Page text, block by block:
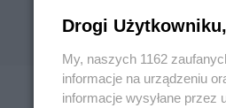
Drogi Użytkowniku,
My, naszych 1162
informacje na urządzeniu
informacje wysyłane przez